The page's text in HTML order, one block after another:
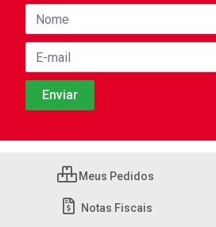
Meus Pedidos
Notas Fiscais